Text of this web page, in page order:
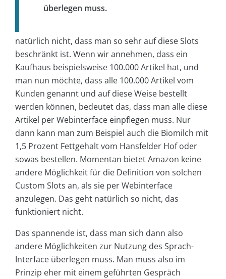
überlegen muss.
natürlich nicht, dass man so sehr auf diese Slots
beschränkt ist. Wenn wir annehmen, dass ein
Kaufhaus beispielsweise 100.000 Artikel hat, und
man nun möchte, dass alle 100.000 Artikel vom
Kunden genannt und auf diese Weise bestellt
werden können, bedeutet das, dass man alle diese
Artikel per Webinterface einpflegen muss. Nur
dann kann man zum Beispiel auch die Biomilch mit
1,5 Prozent Fettgehalt vom Hansfelder Hof oder
sowas bestellen. Momentan bietet Amazon keine
andere Möglichkeit für die Definition von solchen
Custom Slots an, als sie per Webinterface
anzulegen. Das geht natürlich so nicht, das
funktioniert nicht.
Das spannende ist, dass man sich dann also
andere Möglichkeiten zur Nutzung des Sprach-
Interface überlegen muss. Man muss also im
Prinzip eher mit einem geführten Gespräch